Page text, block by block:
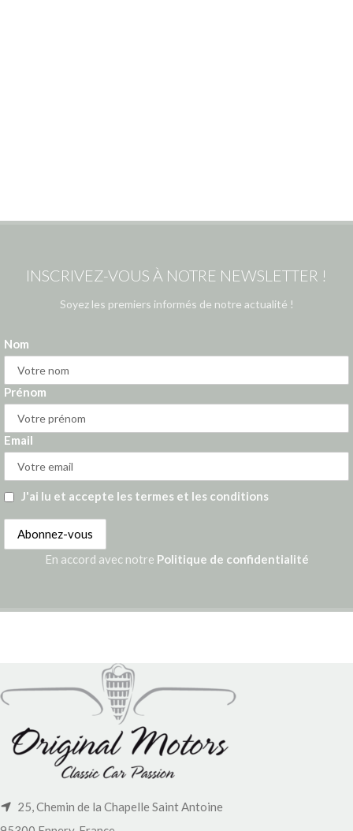
INSCRIVEZ-VOUS À NOTRE NEWSLETTER !
Soyez les premiers informés de notre actualité !
Nom
Prénom
Email
J'ai lu et accepte les termes et les conditions
En accord avec notre Politique de confidentialité
25, Chemin de la Chapelle Saint Antoine